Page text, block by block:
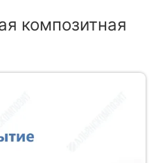
композитная